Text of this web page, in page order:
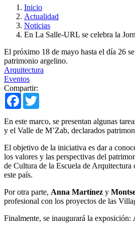
Inicio
Actualidad
Noticias
En La Salle-URL se celebra la
El próximo 18 de mayo hasta el día 26
patrimonio argelino.
Arquitectura
Eventos
Compartir:
Facebook
En este marco, se presentan algunas
y el Valle de M’Zab, declarados
El objetivo de la iniciativa es dar a
los valores y las perspectivas del
de Cultura de la Escuela de Arquitectura
este país.
Por otra parte, Anna Martínez y
profesional con los proyectos de las
Finalmente, se inaugurará la exposición: